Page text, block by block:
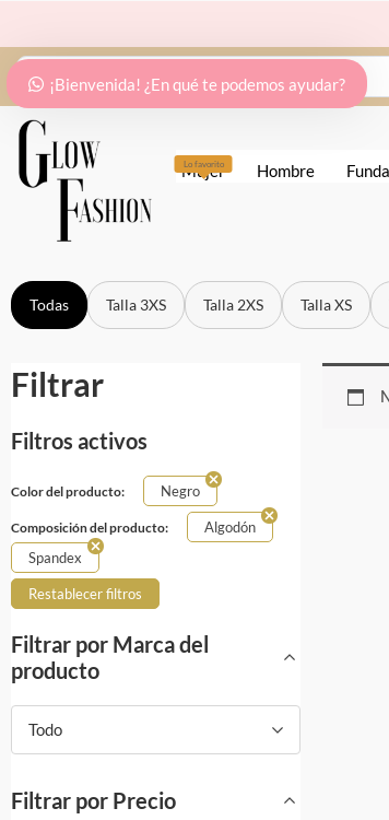
al
contenido
Search
Lo favorito
Mujer Hombre
Todas Talla 3XS Talla 2XS Talla XS
Filtrar
Filtros activos
Color del producto: Negro
Composición del producto:
Algodón
Spandex
Restablecer filtros
Filtrar por Marca del
producto
Todo
Filtrar por Precio
¡Bienvenida! ¿En qué te podemos ayudar?